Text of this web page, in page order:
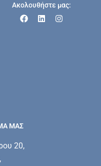
Ακολουθήστε μας:
ΜΑΣ
20,